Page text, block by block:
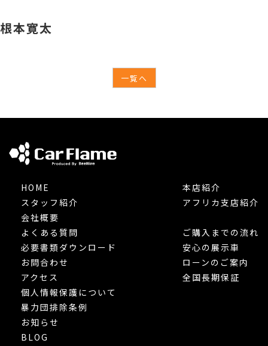
根本寛太
一覧へ
HOME
スタッフ紹介
会社概要
本店紹介
アフリカ支店紹介
よくある質問
必要書類ダウンロード
お問合わせ
アクセス
個人情報保護について
暴力団排除条例
お知らせ
BLOG
ご購入までの流れ
安心の展示車
ローンのご案内
全国長期保証